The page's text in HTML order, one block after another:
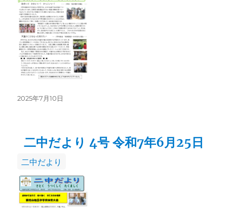
リ
ー
投
2025年7月10日
二中だより 4号 令和7年6月25日
カ
テ
ゴ
リ
二中だより